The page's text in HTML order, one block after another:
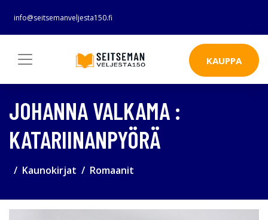
info@seitsemanveljesta150.fi
KAUPPA
JOHANNA VALKAMA :
KATARIINANPYÖRÄ
Kaunokirjat Romaanit